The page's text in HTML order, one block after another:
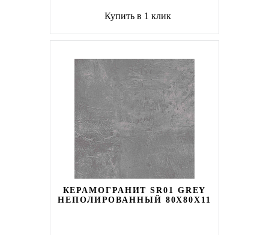
Купить в 1 клик
КЕРАМОГРАНИТ SR01 GREY
НЕПОЛИРОВАННЫЙ 80X80Х11